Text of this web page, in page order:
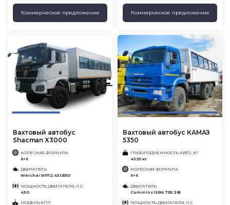
Коммерческое предложение Коммерческое предложение
Вахтовый автобус
Shacman X3000
КОЛЕСНАЯ ФОРМУЛА
6×6
ДВИГАТЕЛЬ
Weichai WP12.430E50
МОЩНОСТЬ ДВИГАТЕЛЯ, Л.С.
430
МОДЕЛЬ КПП
Вахтовый автобус КАМАЗ
5350
ГРУЗОПОДЪЕМНОСТЬ АВТО, КГ
4325 кг
КОЛЕСНАЯ ФОРМУЛА
6×6
ДВИГАТЕЛЬ
Cummins ISB6.7E5 285
МОЩНОСТЬ ДВИГАТЕЛЯ, Л.С.